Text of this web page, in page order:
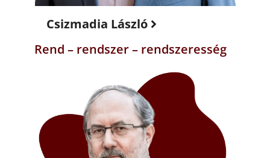
Csizmadia László
Rend – rendszer – rendszeresség